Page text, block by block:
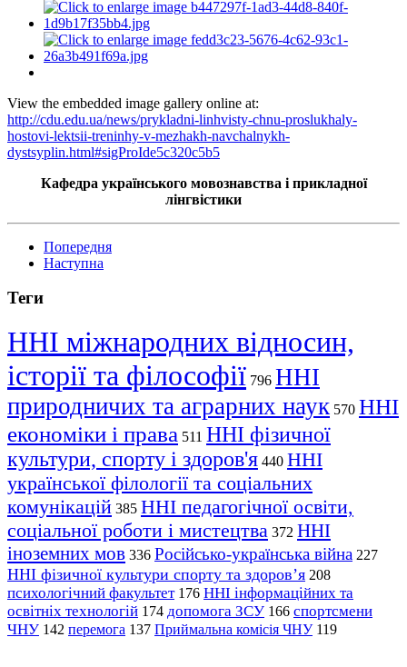
View the embedded image gallery online at:
http://cdu.edu.ua/news/prykladni-linhvisty-chnu-proslukhaly-
hostovi-lektsii-treninhy-v-mezhakh-navchalnykh-
dystsyplin.html#sigProIde5c320c5b5
Кафедра українського мовознавства і прикладної
лінгвістики
Попередня
Наступна
Теги
ННІ міжнародних відносин,
історії та філософії 796 ННІ
природничих та аграрних наук 570 ННІ
економіки і права 511 ННІ фізичної
культури, спорту і здоров'я 440 ННІ
української філології та соціальних
комунікацій 385 ННІ педагогічної освіти,
соціальної роботи і мистецтва 372 ННІ
іноземних мов 336 Російсько-українська війна 227
ННІ фізичної культури спорту та здоров’я 208
психологічний факультет 176 ННІ інформаційних та
освітніх технологій 174 допомога ЗСУ 166 спортсмени
ЧНУ 142 перемога 137 Приймальна комісія ЧНУ 119